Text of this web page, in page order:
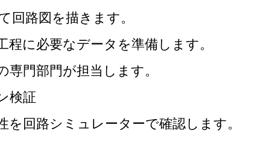
路図を描きます。
に必要なデータを準備します。
門部門が担当します。
検証
回路シミュレーターで確認します。